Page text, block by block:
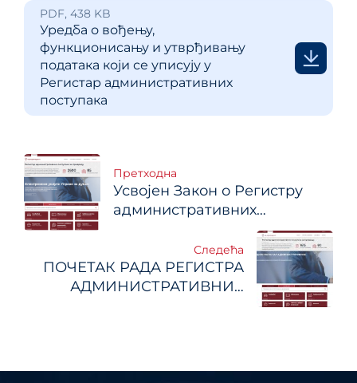
PDF, 438 KB
Уредба о вођењу,
функционисању и утврђивању
података који се уписују у
Регистар административних
поступака
Кретање
чланка
Претходна
Усвојен Закон о Регистру
административних
Следећа
ПОЧЕТАК РАДА РЕГИСТРА
АДМИНИСТРАТИВНИХ